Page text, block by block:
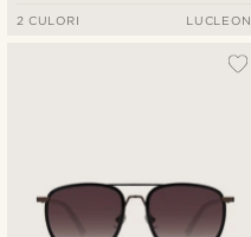
2 CULORI LUCLEON